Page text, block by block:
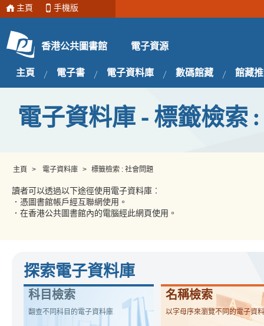
主頁 手機版
香港公共圖書館 電子資源
主頁 電子書 電子資料庫 數碼館藏 館藏
電子資料庫 - 標籤檢索
主頁 > 電子資料庫 > 標籤檢索 : 社會問題
讀者可以透過以下途徑使用電子資料庫︰
．憑圖書館帳戶經互聯網使用。
．在香港公共圖書館內的電腦經此網頁使用。
探索電子資料庫
科目檢索
翻查不同科目的電子資料庫
名稱檢索
以字母序來瀏覽不同的電子資